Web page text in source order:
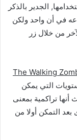
الجدير بالذكر
في أن واحد ولكن
من خلال زر
التي يمكن
تراكمية بمعنى
التمكن أولا من